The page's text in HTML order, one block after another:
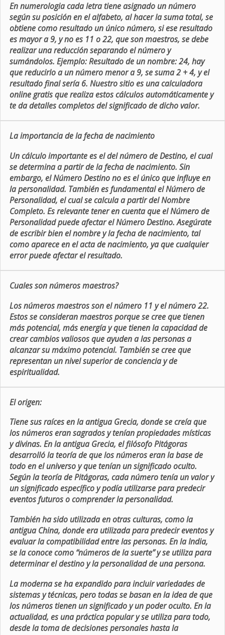
En numerologia cada letra tiene asignado un número
según su posición en el alfabeto, al hacer la suma total, se
obtiene como resultado un único número, si ese resultado
es mayor a 9, y no es 11 o 22, que son maestros, se debe
realizar una reducción separando el número y
sumándolos. Ejemplo: Resultado de un nombre: 24, hay
que reducirlo a un número menor a 9, se suma 2 + 4, y el
resultado final sería 6. Nuestro sitio es una calculadora
online gratis que realiza estos cálculos automáticamente y
te da detalles completos del significado de dicho valor.
La importancia de la fecha de nacimiento
Un cálculo importante es el del número de Destino, el cual
se determina a partir de la fecha de nacimiento. Sin
embargo, el Número Destino no es el único que influye en
la personalidad. También es fundamental el Número de
Personalidad, el cual se calcula a partir del Nombre
Completo. Es relevante tener en cuenta que el Número de
Personalidad puede afectar el Número Destino. Asegúrate
de escribir bien el nombre y la fecha de nacimiento, tal
como aparece en el acta de nacimiento, ya que cualquier
error puede afectar el resultado.
Cuales son números maestros?
Los números maestros son el número 11 y el número 22.
Estos se consideran maestros porque se cree que tienen
más potencial, más energía y que tienen la capacidad de
crear cambios valiosos que ayuden a las personas a
alcanzar su máximo potencial. También se cree que
representan un nivel superior de conciencia y de
espiritualidad.
El origen:
Tiene sus raíces en la antigua Grecia, donde se creía que
los números eran sagrados y tenían propiedades místicas
y divinas. En la antigua Grecia, el filósofo Pitágoras
desarrolló la teoría de que los números eran la base de
todo en el universo y que tenían un significado oculto.
Según la teoría de Pitágoras, cada número tenía un valor y
un significado específico y podía utilizarse para predecir
eventos futuros o comprender la personalidad.
También ha sido utilizada en otras culturas, como la
antigua China, donde era utilizada para predecir eventos y
evaluar la compatibilidad entre las personas. En la India,
se la conoce como “números de la suerte” y se utiliza para
determinar el destino y la personalidad de una persona.
La moderna se ha expandido para incluir variedades de
sistemas y técnicas, pero todas se basan en la idea de que
los números tienen un significado y un poder oculto. En la
actualidad, es una práctica popular y se utiliza para todo,
desde la toma de decisiones personales hasta la